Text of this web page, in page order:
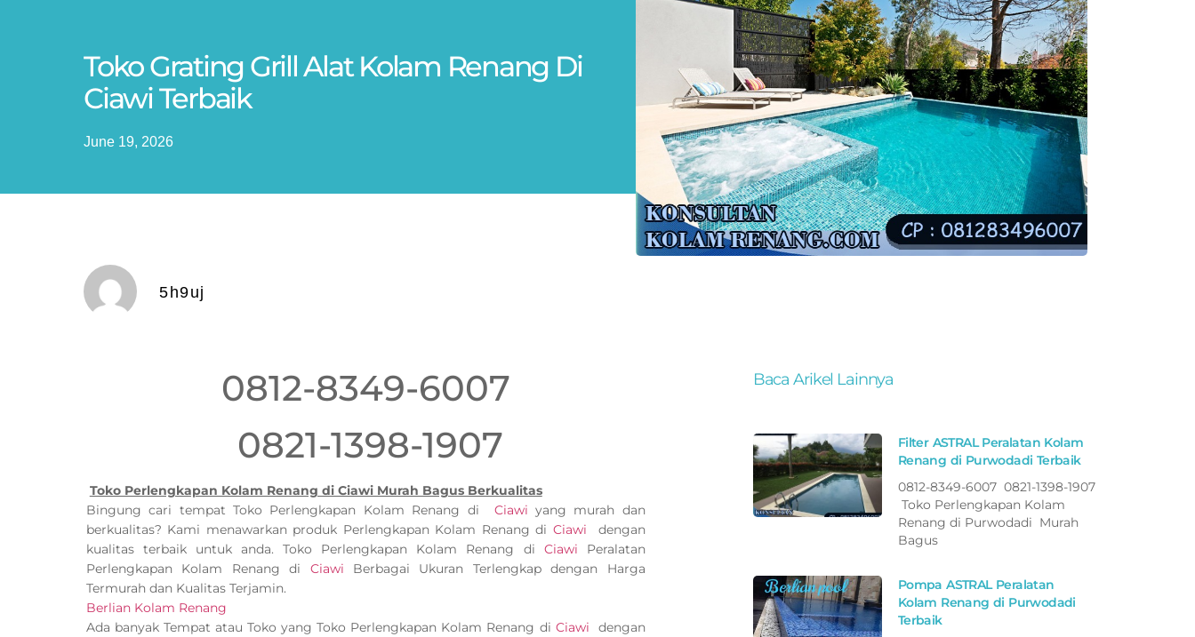
Toko Grating Grill Alat Kolam Renang Di
Ciawi Terbaik
June 19, 2026
5h9uj
0812-8349-6007
0821-1398-1907
Toko Perlengkapan Kolam Renang di Ciawi Murah Bagus Berkualitas
Bingung cari tempat Toko Perlengkapan Kolam Renang di Ciawi yang murah dan
berkualitas? Kami menawarkan produk Perlengkapan Kolam Renang di Ciawi
dengan
kualitas terbaik untuk anda. Toko Perlengkapan Kolam Renang di Ciawi Peralatan
Perlengkapan Kolam Renang di Ciawi Berbagai Ukuran Terlengkap dengan Harga
Termurah dan Kualitas Terjamin.
Berlian Kolam Renang
Ada banyak Tempat atau Toko yang Toko Perlengkapan Kolam Renang di Ciawi
dengan
Baca Arikel Lainnya
Filter ASTRAL Peralatan Kolam
Renang di Purwodadi Terbaik
0812-8349-6007 0821-1398-1907
Toko Perlengkapan Kolam
Renang di Purwodadi Murah
Bagus
Pompa ASTRAL Peralatan
Kolam Renang di Purwodadi
Terbaik